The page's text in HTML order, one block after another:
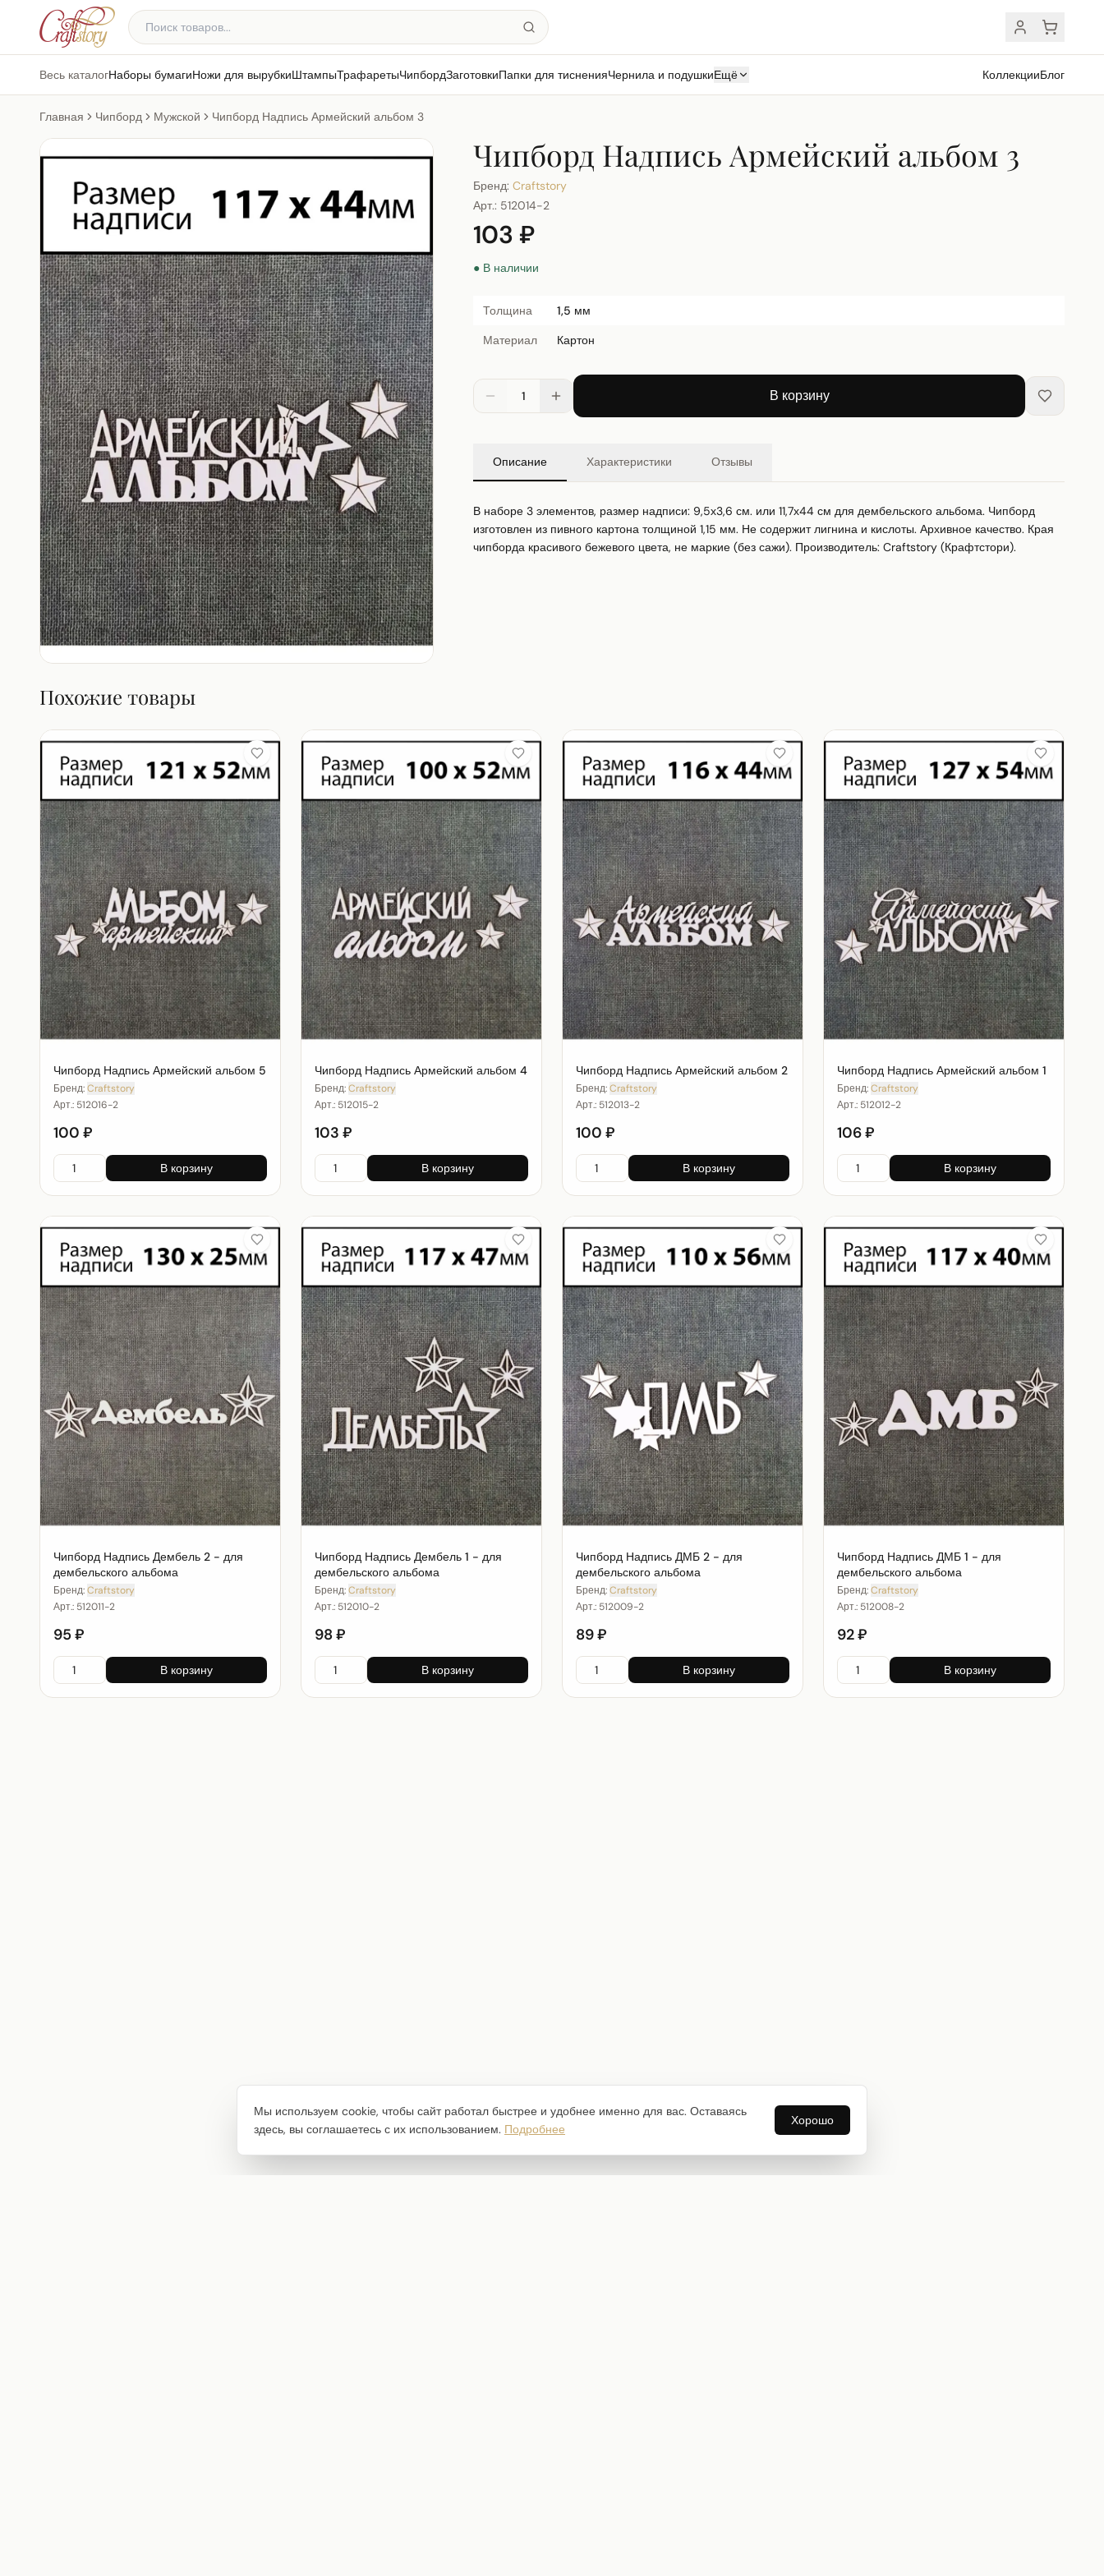
Весь каталогНаборы бумагиНожи для вырубкиШтампыТрафаретыЧипбордЗаготовкиПапки для тисненияЧернила и подушкиЕщё КоллекцииБлог
Главная Чипборд Мужской Чипборд Надпись Армейский альбом 3
Чипборд Надпись Армейский альбом 3
Бренд: Craftstory
Арт.: 512014-2
103 ₽
● В наличии
Толщина
1,5 мм
Материал
Картон
1 В корзину
Описание Характеристики Отзывы
В наборе 3 элементов, размер надписи: 9,5х3,6 см. или 11,7х44 см для дембельского альбома. Чипборд
изготовлен из пивного картона толщиной 1,15 мм. Не содержит лигнина и кислоты. Архивное качество. Края
чипборда красивого бежевого цвета, не маркие (без сажи). Производитель: Craftstory (Крафтстори).
Похожие товары
Чипборд Надпись Армейский альбом 5
Бренд:Craftstory
Арт.: 512016-2
100 ₽
В корзину
Чипборд Надпись Армейский альбом 4
Бренд:Craftstory
Арт.: 512015-2
103 ₽
В корзину
Чипборд Надпись Армейский альбом 2
Бренд:Craftstory
Арт.: 512013-2
100 ₽
В корзину
Чипборд Надпись Армейский альбом 1
Бренд:Craftstory
Арт.: 512012-2
106 ₽
В корзину
Чипборд Надпись Дембель 2 - для
дембельского альбома
Бренд:Craftstory
Арт.: 512011-2
95 ₽
В корзину
Чипборд Надпись Дембель 1 - для
дембельского альбома
Бренд:Craftstory
Арт.: 512010-2
98 ₽
В корзину
Чипборд Надпись ДМБ 2 - для
дембельского альбома
Бренд:Craftstory
Арт.: 512009-2
89 ₽
В корзину
Чипборд Надпись ДМБ 1 - для
дембельского альбома
Бренд:Craftstory
Арт.: 512008-2
92 ₽
В корзину
Мы используем cookie, чтобы сайт работал быстрее и удобнее именно для вас. Оставаясь
здесь, вы соглашаетесь с их использованием. Подробнее
Хорошо